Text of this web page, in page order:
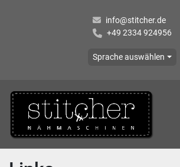
info@stitcher.de
+49 2334 924956
Sprache auswählen